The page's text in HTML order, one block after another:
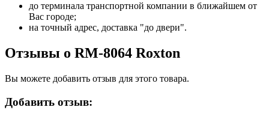
до терминала транспортной компании в ближайшем от
Вас городе;
на точный адрес, доставка "до двери".
Отзывы о RM-8064 Roxton
Вы можете добавить отзыв для этого товара.
Добавить отзыв: